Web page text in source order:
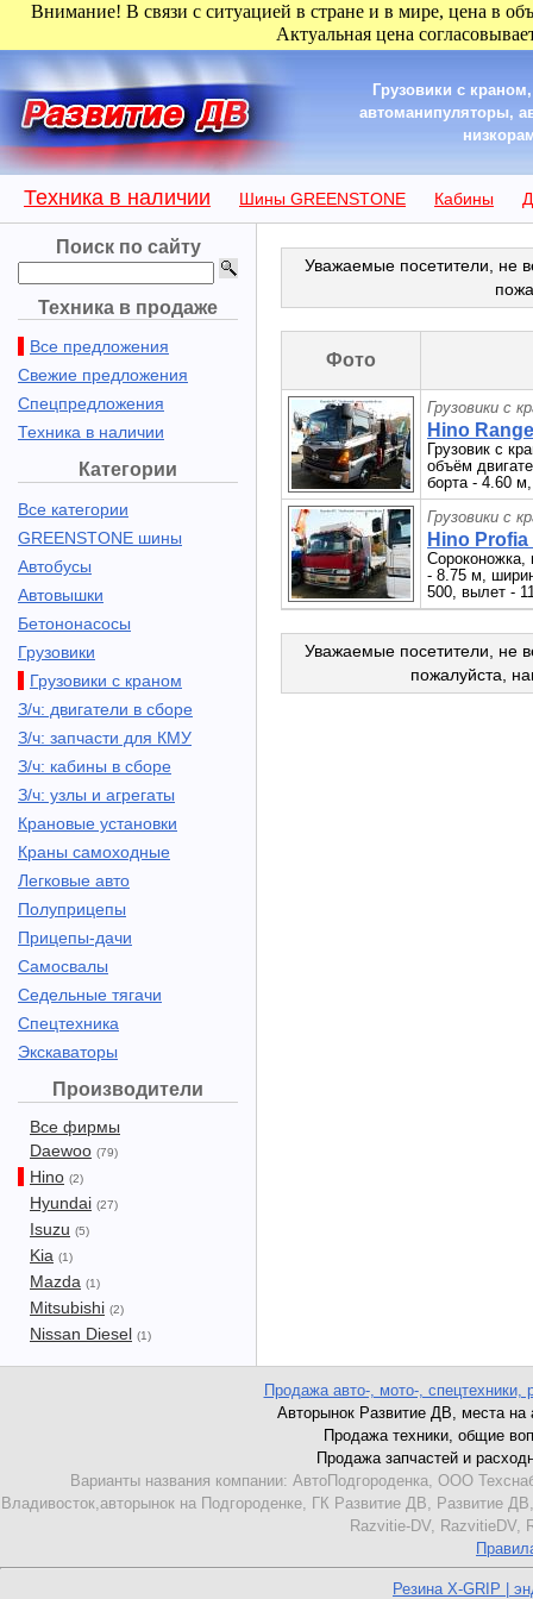
Внимание! В связи с ситуацией в стране и в мире, цена в
Актуальная цена
Грузовики с
автоманипуляторы,
Техника в наличии Шины GREENSTONE Кабины
Поиск по сайту
Техника в продаже
Все предложения
Свежие предложения
Спецпредложения
Техника в наличии
Категории
Все категории
GREENSTONE шины
Автобусы
Автовышки
Бетононасосы
Грузовики
Грузовики с краном
З/ч: двигатели в сборе
З/ч: запчасти для КМУ
З/ч: кабины в сборе
З/ч: узлы и агрегаты
Крановые установки
Краны самоходные
Легковые авто
Полуприцепы
Прицепы-дачи
Самосвалы
Седельные тягачи
Спецтехника
Экскаваторы
Производители
Все фирмы
Daewoo (79)
Hino (2)
Hyundai (27)
Isuzu (5)
Kia (1)
Mazda (1)
Mitsubishi (2)
Nissan Diesel (1)
Уважаемые посетители, не
Фото
Грузовики с
Hino
Грузовик с
объём
борта - 4.60
Грузовики с
Hino Profia
Сороконожка,
- 8.75 м,
500, вылет -
Уважаемые посетители, не
пожалуйста,
Продажа авто-, мото-, спецтехники,
Авторынок Развитие ДВ, места на
Продажа техники, общие
Продажа запчастей и
Варианты названия компании: АвтоПодгороденка, ООО
Владивосток,авторынок на Подгороденке, ГК Развитие ДВ,
Razvitie-DV, RazvitieDV,
Резина X-GRIP |